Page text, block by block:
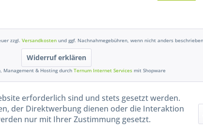
zzgl. Versandkostenund ggf. Nachnahmegebühren, wenn nicht anders beschrieben
Widerruf erklären
Management & Hosting durch Ternum Internet Services mit Shopware
erforderlich sind und stets gesetzt werden.
der Direktwerbung dienen oder die Interaktion
nur mit Ihrer Zustimmung gesetzt.